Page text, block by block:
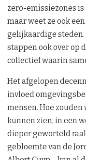
zero-emissiezones
maar weet ze ook
gelijkaardige
stappen ook over op
collectief waarin
Het afgelopen
invloed
mensen. Hoe
kunnen zien, in een
dieper geworteld
gebloemte van de